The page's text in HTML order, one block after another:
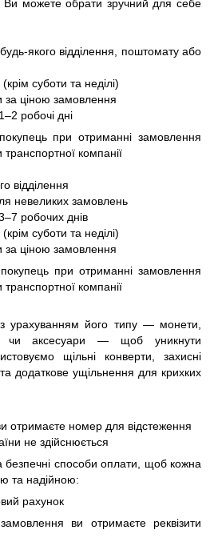
Ви можете обрати зручний для себе
якого відділення, поштомату або
суботи та неділі)
ціною замовлення
робочі дні
при отриманні замовлення
компанії
відділення
невеликих замовлень
робочих днів
суботи та неділі)
ціною замовлення
при отриманні замовлення
компанії
урахуванням його типу — монети,
чи аксесуари — щоб уникнути
щільні конверти, захисні
та додаткове ущільнення для крихких
отримаєте номер для відстеження
не здійснюється
безпечні способи оплати, щоб кожна
та надійною:
рахунок
ви отримаєте реквізити